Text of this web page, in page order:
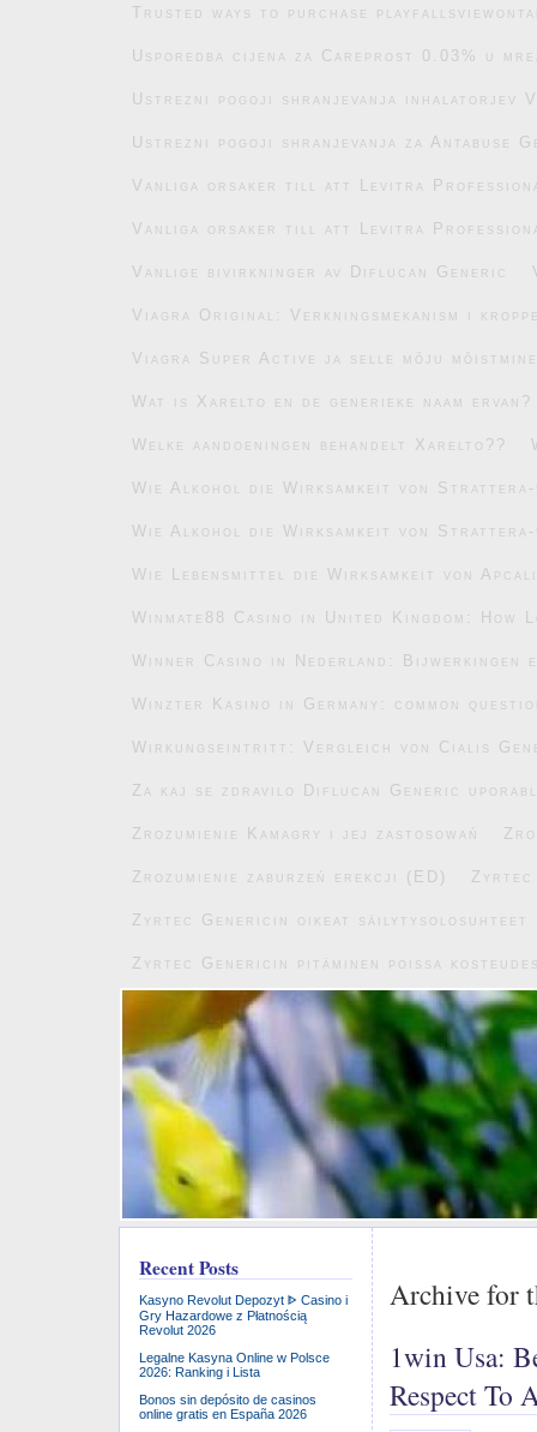
Trusted ways to purchase
Usporedba cijena za Careprost 0.03% u
Ustrezni pogoji shranjevanja inhalatorjev
Ustrezni pogoji shranjevanja za Antabuse
Vanliga orsaker till att Levitra
Vanliga orsaker till att Levitra
Vanlige bivirkninger av Diflucan Generic
Viagra Original: Verkningsmekanism i
Viagra Super Active ja selle mõju mõistmine
Wat is Xarelto en de generieke naam ervan?
Welke aandoeningen behandelt Xarelto??
Wie Alkohol die Wirksamkeit von Strattera-
Wie Alkohol die Wirksamkeit von Strattera-
Wie Lebensmittel die Wirksamkeit von
Winmate88 Casino in United Kingdom:
Winner Casino in Nederland: Bijwerkingen
Winzter Kasino in Germany: common
Wirkungseintritt: Vergleich von Cialis
Za kaj se zdravilo Diflucan Generic
Zrozumienie Kamagry i jej zastosowań
Zrozumienie zaburzeń erekcji (ED) Zyrtec
Zyrtec Genericin oikeat säilytysolosuhteet
Zyrtec Genericin pitäminen poissa
1win Usa:
Respect To
Recent Posts
Kasyno Revolut Depozyt ᐈ Casino i
Gry Hazardowe z Płatnością
Revolut 2026
Legalne Kasyna Online w Polsce
2026: Ranking i Lista
Bonos sin depósito de casinos
online gratis en España 2026